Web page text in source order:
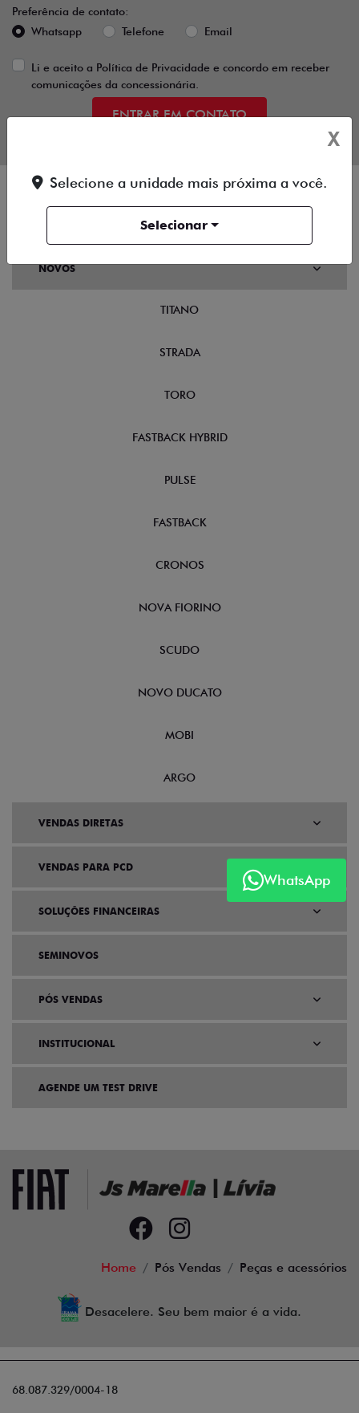
Preferência de contato:
Whatsapp
Telefone Email
Li e aceito a Política de Privacidade e concordo em receber
comunicações da concessionária.
ENTRAR EM CONTATO
WhatsApp
NOVOS
TITANO
STRADA
TORO
FASTBACK HYBRID
PULSE
FASTBACK
CRONOS
NOVA FIORINO
SCUDO
NOVO DUCATO
MOBI
ARGO
VENDAS DIRETAS
VENDAS PARA PCD
SOLUÇÕES FINANCEIRAS
SEMINOVOS
PÓS VENDAS
INSTITUCIONAL
AGENDE UM TEST DRIVE
Home Pós Vendas Peças e acessórios
Desacelere. Seu bem maior é a vida.
68.087.329/0004-18
X
Selecione a unidade mais próxima a você.
Selecionar